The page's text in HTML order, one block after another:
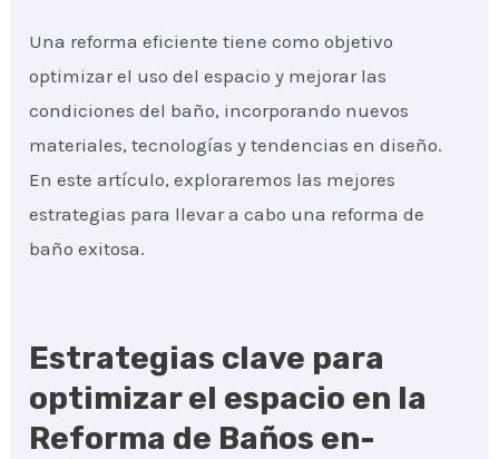
Una reforma eficiente tiene como objetivo
optimizar el uso del espacio y mejorar las
condiciones del baño, incorporando nuevos
materiales, tecnologías y tendencias en diseño.
En este artículo, exploraremos las mejores
estrategias para llevar a cabo una reforma de
baño exitosa.
Estrategias clave para
optimizar el espacio en la
Reforma de Baños en-